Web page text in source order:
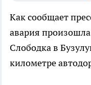
Как сообщает
авария произошла
Слободка в
километре